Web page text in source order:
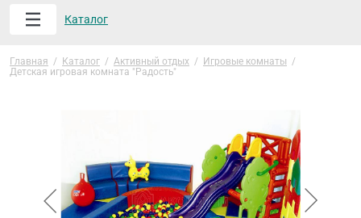
Каталог
Главная / Каталог / Активный отдых / Игровые комнаты /
Детская игровая комната "Радость"